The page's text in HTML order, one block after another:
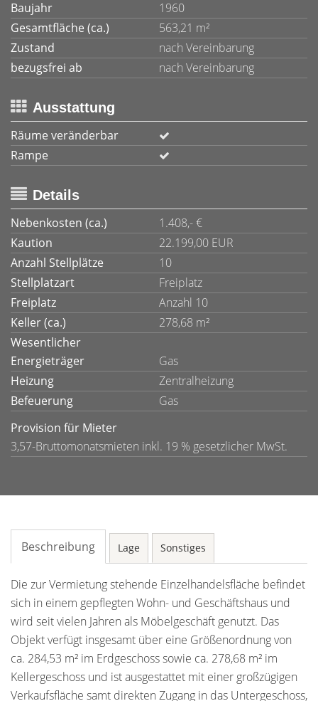
Baujahr
1960
Gesamtfläche (ca.)
563,21 m²
Zustand
nach Vereinbarung
bezugsfrei ab
nach Vereinbarung
Ausstattung
Räume veränderbar
Rampe
Details
Nebenkosten (ca.)
1.408,- €
Kaution
22.199,00 EUR
Anzahl Stellplätze
10
Stellplatzart
Freiplatz
Freiplatz
Anzahl 10
Keller (ca.)
278,68 m²
Wesentlicher
Energieträger
Gas
Heizung
Zentralheizung
Befeuerung
Gas
Provision für Mieter
3,57-Bruttomonatsmieten inkl. 19 % gesetzlicher MwSt.
Beschreibung Lage Sonstiges
Die zur Vermietung stehende Einzelhandelsfläche befindet
sich in einem gepflegten Wohn- und Geschäftshaus und
wird seit vielen Jahren als Möbelgeschäft genutzt. Das
Objekt verfügt insgesamt über eine Größenordnung von
ca. 284,53 m² im Erdgeschoss sowie ca. 278,68 m² im
Kellergeschoss und ist ausgestattet mit einer großzügigen
Verkaufsfläche samt direkten Zugang in das Untergeschoss,